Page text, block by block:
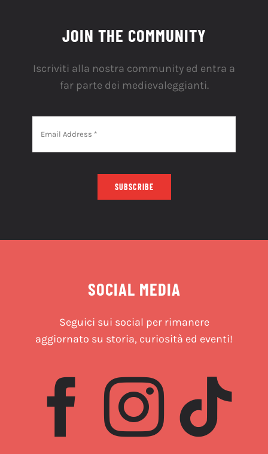
JOIN THE COMMUNITY
Iscriviti alla nostra community ed entra a
far parte dei medievaleggianti.
SUBSCRIBE
SOCIAL MEDIA
Seguici sui social per rimanere
aggiornato su storia, curiosità ed eventi!